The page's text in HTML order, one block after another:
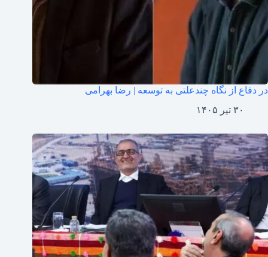
در دفاع از نگاه چندعلتی به توسعه | رضا بهرامی
۳۰ تیر ۱۴۰۵